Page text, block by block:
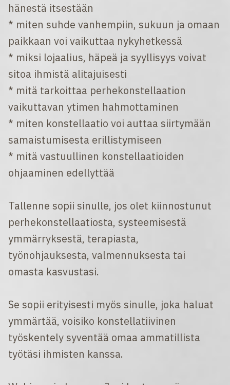
hänestä itsestään
* miten suhde vanhempiin, sukuun ja omaan
paikkaan voi vaikuttaa nykyhetkessä
* miksi lojaalius, häpeä ja syyllisyys voivat
sitoa ihmistä alitajuisesti
* mitä tarkoittaa perhekonstellaation
vaikuttavan ytimen hahmottaminen
* miten konstellaatio voi auttaa siirtymään
samaistumisesta erillistymiseen
* mitä vastuullinen konstellaatioiden
ohjaaminen edellyttää
Tallenne sopii sinulle, jos olet kiinnostunut
perhekonstellaatiosta, systeemisestä
ymmärryksestä, terapiasta,
työnohjauksesta, valmennuksesta tai
omasta kasvustasi.
Se sopii erityisesti myös sinulle, joka haluat
ymmärtää, voisiko konstellatiivinen
työskentely syventää omaa ammatillista
työtäsi ihmisten kanssa.